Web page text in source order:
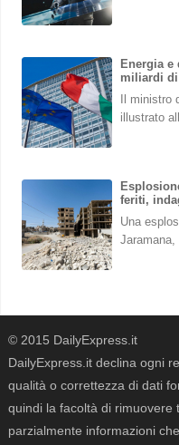
Energia e
miliardi
Il ministro
illustrato
feriti,
Una
Jaramana,
© 2015 DailyExpress.it
DailyExpress.it declina ogni
qualità o correttezza di dati
quindi la facoltà di rimuovere
parzialmente informazioni